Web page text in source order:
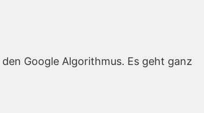
Google Algorithmus. Es geht ganz